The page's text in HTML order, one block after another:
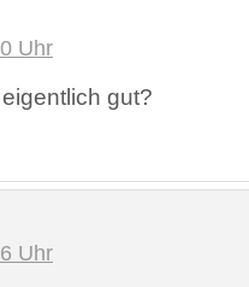
Uhr
gut?
Uhr